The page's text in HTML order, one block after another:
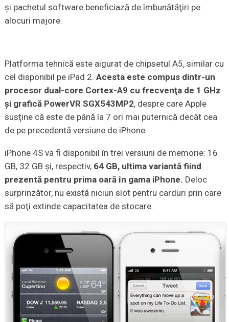
şi pachetul software beneficiază de îmbunătăţiri pe
alocuri majore.
Platforma tehnică este aigurat de chipsetul A5, similar cu
cel disponibil pe iPad 2. Acesta este compus dintr-un
procesor dual-core Cortex-A9 cu frecvenţa de 1 GHz
şi grafică PowerVR SGX543MP2, despre care Apple
susţine că este de până la 7 ori mai puternică decât cea
de pe precedentă versiune de iPhone.
iPhone 4S va fi disponibil în trei versiuni de memorie: 16
GB, 32 GB şi, respectiv,64 GB, ultima variantă fiind
prezentă pentru prima oară în gama iPhone. Deloc
surprinzător, nu există niciun slot pentru carduri prin care
să poţi extinde capacitatea de stocare.